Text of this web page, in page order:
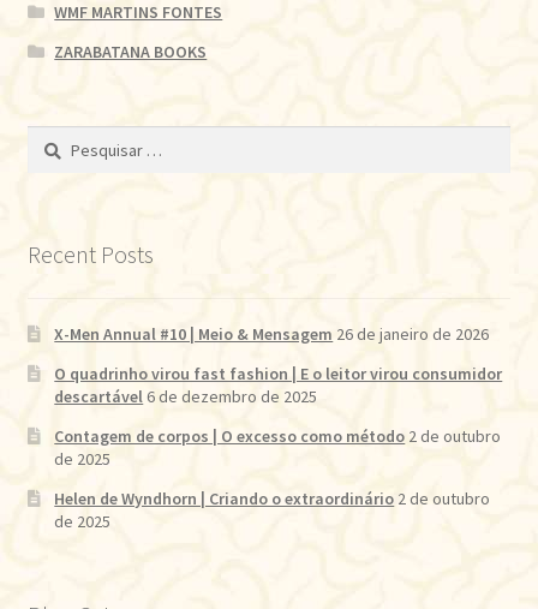
WMF MARTINS FONTES
ZARABATANA BOOKS
Pesquisar
Recent Posts
X-Men Annual #10 | Meio & Mensagem 26 de janeiro de 2026
O quadrinho virou fast fashion | E o leitor virou consumidor
descartável 6 de dezembro de 2025
Contagem de corpos | O excesso como método 2 de outubro
de 2025
Helen de Wyndhorn | Criando o extraordinário 2 de outubro
de 2025